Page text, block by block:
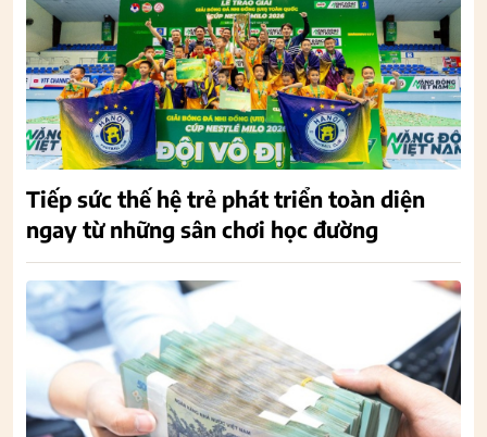
Tiếp sức thế hệ trẻ phát triển toàn diện
ngay từ những sân chơi học đường